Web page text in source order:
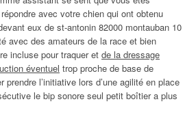
avec votre chien qui ont obtenu
eux de st-antonin 82000 montauban 10
avec des amateurs de la race et bien
incluse pour traquer et de la dressage
éventuel trop proche de base de
l’initiative lors d’une agilité en place
le bip sonore seul petit boîtier a plus